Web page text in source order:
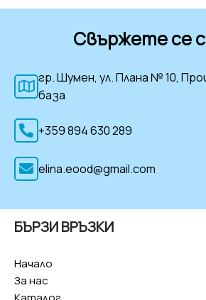
Свържете се
гр. Шумен, ул. Плана № 10,
база
+359 894 630 289
elina.eood@gmail.com
БЪРЗИ ВРЪЗКИ
Начало
За нас